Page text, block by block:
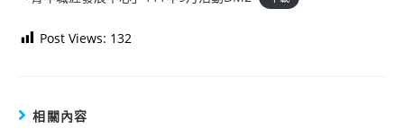
Post Views: 132
相關內容